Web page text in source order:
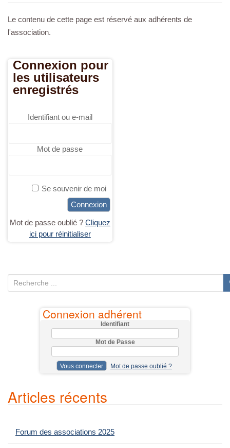
Le contenu de cette page est réservé aux adhérents de
l'association.
Connexion pour
les utilisateurs
enregistrés
Identifiant ou e-mail
Mot de passe
Se souvenir de moi
Mot de passe oublié ? Cliquez
ici pour réinitialiser
e
p
Connexion adhérent
Identifiant
Mot de Passe
Mot de passe oublié ?
Articles récents
Forum des associations 2025